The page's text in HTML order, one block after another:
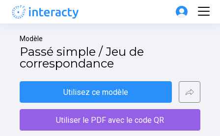
Modèle
Passé simple / Jeu de
correspondance
Utilisez ce modèle
Utiliser le PDF avec le code QR